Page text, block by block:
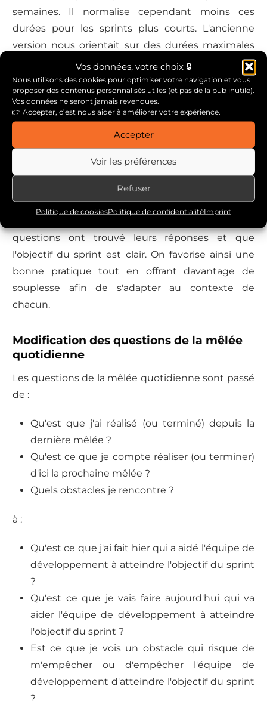
Vos données, votre choix 🔒
Nous utilisons des cookies pour optimiser votre navigation et vous
proposer des contenus personnalisés utiles (et pas de la pub inutile).
Vos données ne seront jamais revendues.
👉 Accepter, c’est nous aider à améliorer votre expérience.
Accepter
Refuser
Voir les préférences
Politique de cookiesPolitique de confidentialitéImprint
semaines. Il normalise cependant moins ces
durées pour les sprints plus courts. L'ancienne
version nous orientait sur des durées maximales
inférieurement proportionnelle (ex : 4 heures pour
des sprints de 2 semaines).
L'intérêt est de cet assouplissement est de laisser
libre court à des initiatives visant par exemple à
réduire davantage la durée maximale d'une
qu'une planification de sprint est beaucoup moins
laborieuse lorsque qu'on se pose peu de
questions ont trouvé leurs réponses et que
l'objectif du sprint est clair. On favorise ainsi une
bonne pratique tout en offrant davantage de
souplesse afin de s'adapter au contexte de
chacun.
Modification des questions de la mêlée
quotidienne
Les questions de la mêlée quotidienne sont passé
de :
Qu'est que j'ai réalisé (ou terminé) depuis la
dernière mêlée ?
Qu'est ce que je compte réaliser (ou terminer)
d'ici la prochaine mêlée ?
Quels obstacles je rencontre ?
à :
Qu'est ce que j'ai fait hier qui a aidé l'équipe de
développement à atteindre l'objectif du sprint
?
Qu'est ce que je vais faire aujourd'hui qui va
aider l'équipe de développement à atteindre
l'objectif du sprint ?
Est ce que je vois un obstacle qui risque de
m'empêcher ou d'empêcher l'équipe de
développement d'atteindre l'objectif du sprint
?